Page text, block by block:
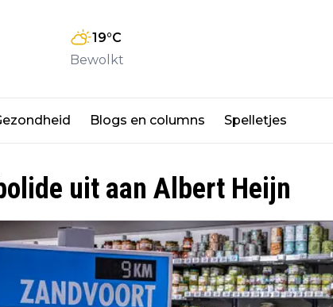
19°C
Bewolkt
Blogs en columns Spelletjes
uit aan Albert Heijn